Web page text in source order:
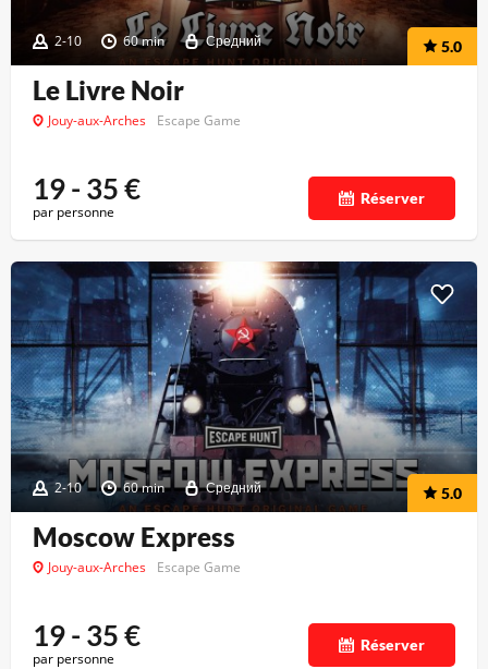
2-10 60 min Средний 5.0
Le Livre Noir
Jouy-aux-Arches Escape Game
19 - 35€
par personne
Réserver
2-10 60 min Средний 5.0
Moscow Express
Jouy-aux-Arches Escape Game
19 - 35€
par personne
Réserver